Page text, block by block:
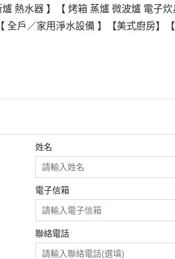
熱水器 】 【 烤箱 蒸爐 微波爐 電子炊
【 全戶／家用淨水設備 】
【美式廚房】
姓名
電子信箱
聯絡電話